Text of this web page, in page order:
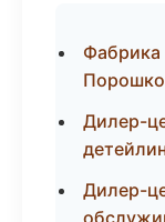
Дилер-
Дилер-